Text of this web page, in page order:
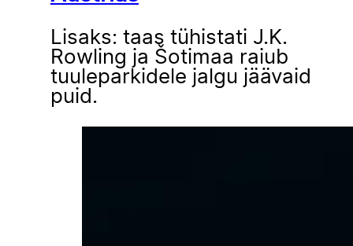
Lisaks: taas tühistati J.K.
Rowling ja Šotimaa raiub
tuuleparkidele jalgu jäävaid
puid.